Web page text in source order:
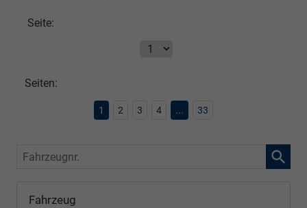
Seite:
Seiten:
1 2 3 4 ... 33
Fahrzeugnr.
Fahrzeug